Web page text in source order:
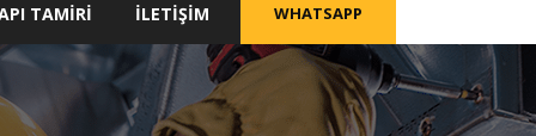
TAMIRI İLETIŞIM WHATSAPP